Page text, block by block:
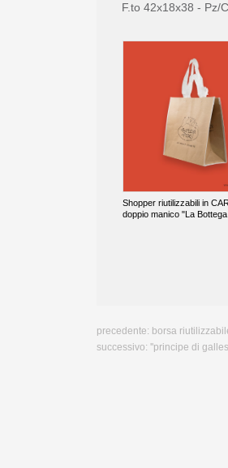
F.to 42x18x38 - Pz/
Shopper riutilizzabili in
doppio manico "La
precedente: borsa
successivo: ''principe di